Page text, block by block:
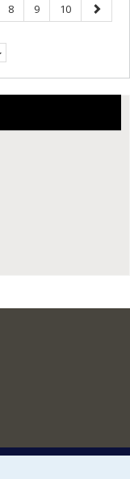
Page
8 Page
9 Page
10
Next
page